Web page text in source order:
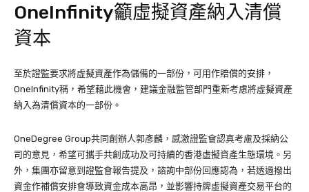
OneInfinity籲虛擬資產納入清償
資本
至於證監要求將虛擬資產作為儲備的一部份，可用作賠償的安排，
OneInfinity稱，希望藉此機會，建議金融監管部門重新考慮將虛擬資產
納入為清償資本的一部份。
OneDegree Group共同創辦人郭彥麟，感激證監會認真考慮及採納公
司的意見，希望可攜手共創成功及可持續的香港虛擬資產生態環境。另
外，集團亦留意到證監會報告提及，諮詢中部份回應認為，若透過撥出
資金作補償安排會導致資金成本高昂，並影響持牌虛擬資產交易平台的